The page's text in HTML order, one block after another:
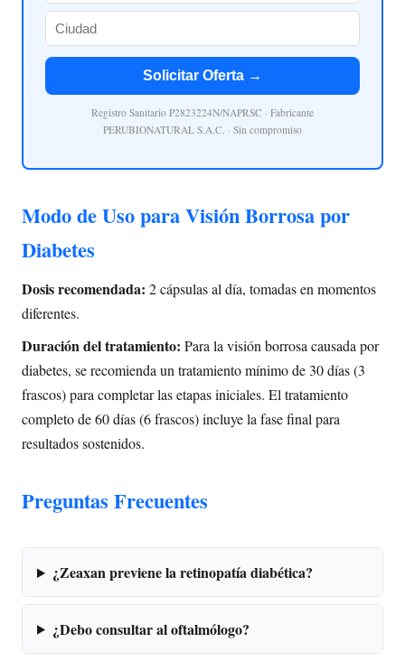
Solicitar Oferta →
Registro Sanitario P2823224N/NAPRSC · Fabricante
PERUBIONATURAL S.A.C. · Sin compromiso
Modo de Uso para Visión Borrosa por
Diabetes
Dosis recomendada: 2 cápsulas al día, tomadas en momentos
diferentes.
Duración del tratamiento: Para la visión borrosa causada por
diabetes, se recomienda un tratamiento mínimo de 30 días (3
frascos) para completar las etapas iniciales. El tratamiento
completo de 60 días (6 frascos) incluye la fase final para
resultados sostenidos.
Preguntas Frecuentes
¿Zeaxan previene la retinopatía diabética?
¿Debo consultar al oftalmólogo?